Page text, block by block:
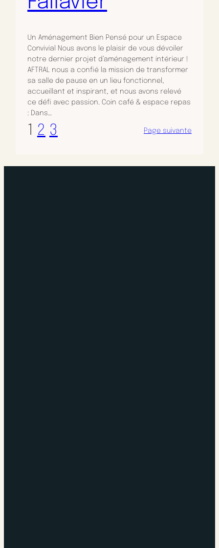
Un Aménagement Bien Pensé pour un Espace
Convivial Nous avons le plaisir de vous dévoiler
notre dernier projet d’aménagement intérieur !
AFTRAL nous a confié la mission de transformer
sa salle de pause en un lieu fonctionnel,
accueillant et inspirant, et nous avons relevé
ce défi avec passion. Coin café & espace repas
: Dans…
2 3 Page suivante